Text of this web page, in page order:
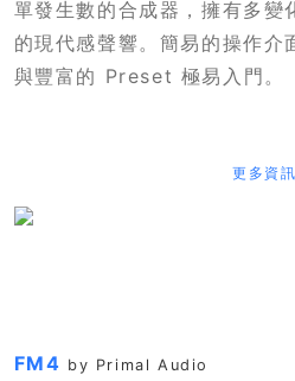
單發生數的合成器，擁有多變
的現代感聲響。簡易的操作介
與豐富的 Preset 極易入門。
更多資訊
FM4 by Primal Audio